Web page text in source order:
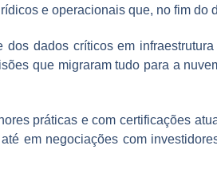
e operacionais que, no fim do
dos dados críticos em
que migraram tudo para a
práticas e com certificações
em negociações com